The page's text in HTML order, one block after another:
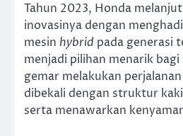
Tahun 2023, Honda
inovasinya dengan
mesin hybrid pada generasi
menjadi pilihan menarik
gemar melakukan perjalanan
dibekali dengan struktur
serta menawarkan